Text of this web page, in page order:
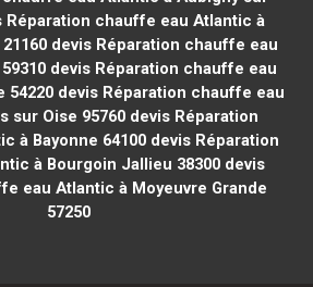
chauffe eau Atlantic à
devis Réparation chauffe eau
devis Réparation chauffe eau
54220devis Réparation chauffe eau
sur Oise 95760devis Réparation
à Bayonne 64100devis Réparation
à Bourgoin Jallieu 38300devis
eau Atlantic à Moyeuvre Grande
57250